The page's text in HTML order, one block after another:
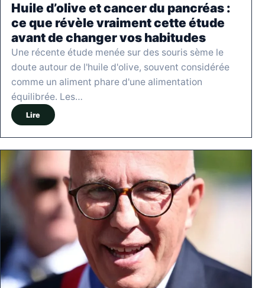
Huile d’olive et cancer du pancréas :
ce que révèle vraiment cette étude
avant de changer vos habitudes
Une récente étude menée sur des souris sème le
doute autour de l'huile d'olive, souvent considérée
comme un aliment phare d'une alimentation
équilibrée. Les…
Lire